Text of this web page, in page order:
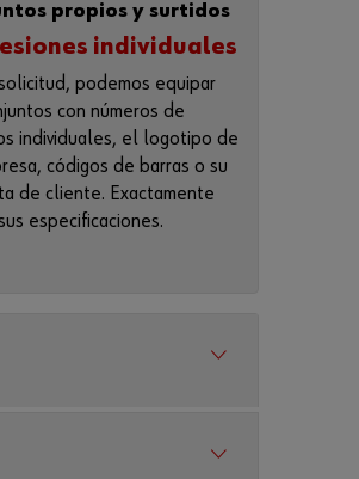
te
onlin
Regíst
rese
en
pasos
propios y surtidos
individuales
podemos equipar
con números de
individuales, el logotipo de
códigos de barras o su
de cliente. Exactamente
especificaciones.